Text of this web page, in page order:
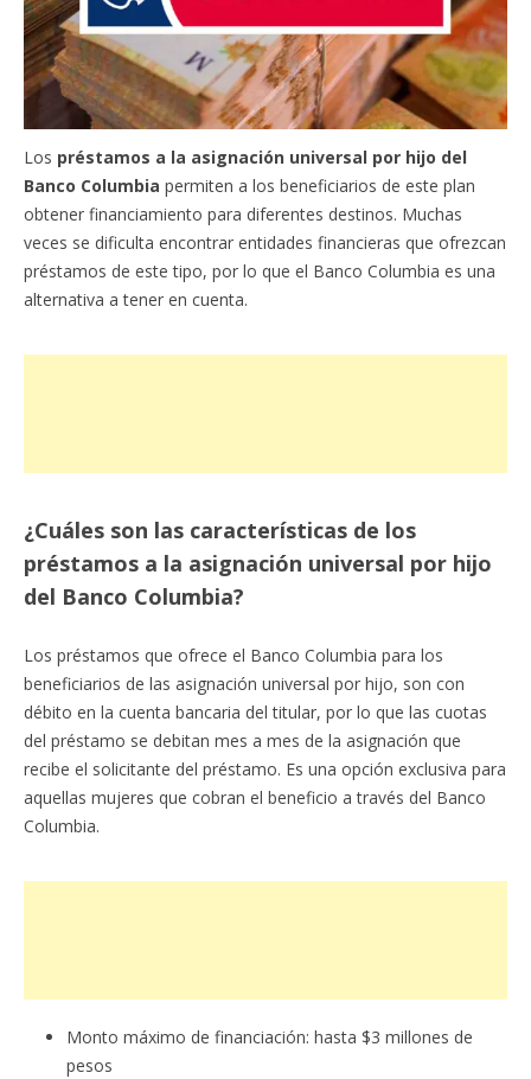
Los préstamos a la asignación universal por hijo del
Banco Columbia permiten a los beneficiarios de este plan
obtener financiamiento para diferentes destinos. Muchas
veces se dificulta encontrar entidades financieras que ofrezcan
préstamos de este tipo, por lo que el Banco Columbia es una
alternativa a tener en cuenta.
¿Cuáles son las características de los
préstamos a la asignación universal por hijo
del Banco Columbia?
Los préstamos que ofrece el Banco Columbia para los
beneficiarios de las asignación universal por hijo, son con
débito en la cuenta bancaria del titular, por lo que las cuotas
del préstamo se debitan mes a mes de la asignación que
recibe el solicitante del préstamo. Es una opción exclusiva para
aquellas mujeres que cobran el beneficio a través del Banco
Columbia.
Monto máximo de financiación: hasta $3 millones de
pesos